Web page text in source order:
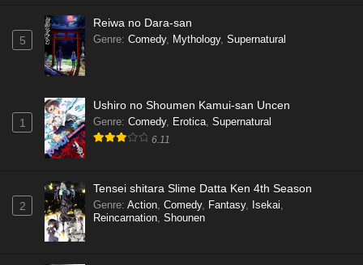
5
Reiwa no Dara-san
Genre: Comedy, Mythology, Supernatural
1
Ushiro no Shoumen Kamui-san Uncen
Genre: Comedy, Erotica, Supernatural
6.11
2
Tensei shitara Slime Datta Ken 4th Season
Genre: Action, Comedy, Fantasy, Isekai,
Reincarnation, Shounen